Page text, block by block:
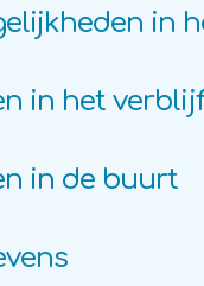
in
in het verblijf
in de buurt